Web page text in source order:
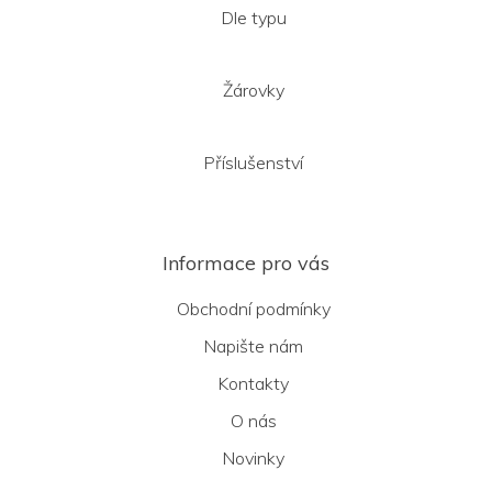
Dle typu
Žárovky
Příslušenství
Informace pro vás
Obchodní podmínky
Napište nám
Kontakty
O nás
Novinky